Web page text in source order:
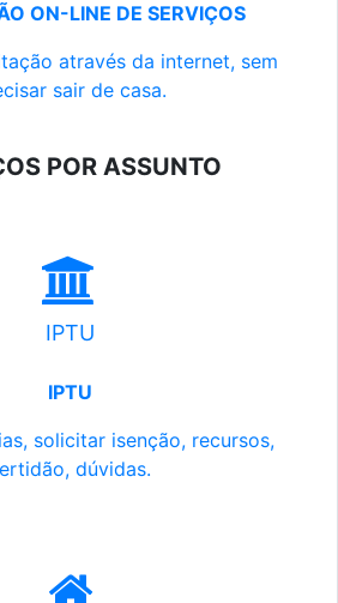
ON-LINE DE SERVIÇOS
através da internet, sem
sair de casa.
POR ASSUNTO
IPTU
IPTU
solicitar isenção, recursos,
dúvidas.